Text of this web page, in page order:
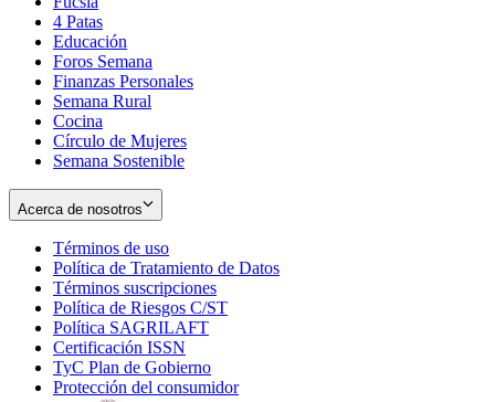
new
window
in
new
window
4 Patas
Educación
Foros Semana
Finanzas Personales
Semana Rural
Cocina
Círculo de Mujeres
Semana Sostenible
Acerca de nosotros
Términos de uso
in
new
window
Política de Tratamiento de Datos
Términos suscripciones
in
Política de Riesgos C/ST
Política SAGRILAFT
new
window
Certificación ISSN
in
new
TyC Plan de Gobierno
in
Protección del consumidorOpens